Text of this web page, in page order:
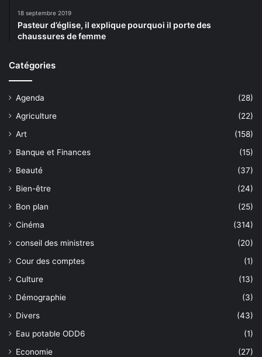
18 septembre 2019
Pasteur d’église, il explique pourquoi il porte des
chaussures de femme
Catégories
Agenda
(28)
Agriculture
(22)
Art
(158)
Banque et Finances
(15)
Beauté
(37)
Bien-être
(24)
Bon plan
(25)
Cinéma
(314)
conseil des ministres
(20)
Cour des comptes
(1)
Culture
(13)
Démographie
(3)
Divers
(43)
Eau potable ODD6
(1)
Economie
(27)